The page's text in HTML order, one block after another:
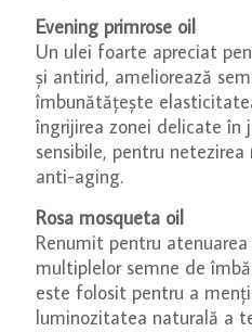
Evening primrose oil
Un ulei foarte apreciat
și antirid, ameliorează
îmbunătățește
îngrijirea zonei delicate în
sensibile, pentru
anti-aging.
Rosa mosqueta oil
Renumit pentru
multiplelor semne de
este folosit pentru a
luminozitatea naturală a